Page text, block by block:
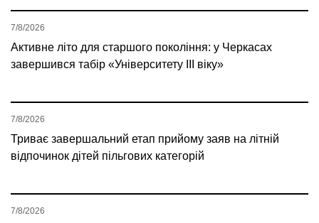
Активне літо для старшого покоління: у Черкасах
завершився табір «Університету ІІІ віку»
7/8/2026
Триває завершальний етап прийому заяв на літній
відпочинок дітей пільгових категорій
7/8/2026
7/8/2026